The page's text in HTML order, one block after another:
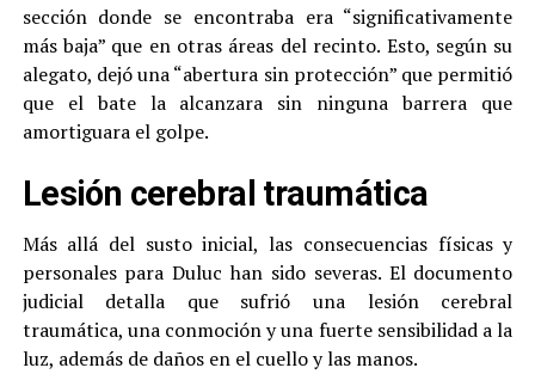
sección donde se encontraba era “significativamente
más baja” que en otras áreas del recinto. Esto, según su
alegato, dejó una “abertura sin protección” que permitió
que el bate la alcanzara sin ninguna barrera que
amortiguara el golpe.
Lesión cerebral traumática
Más allá del susto inicial, las consecuencias físicas y
personales para Duluc han sido severas. El documento
judicial detalla que sufrió una lesión cerebral
traumática, una conmoción y una fuerte sensibilidad a la
luz, además de daños en el cuello y las manos.